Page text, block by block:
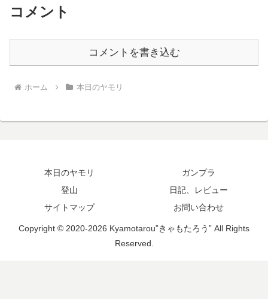
コメント
コメントを書き込む
ホーム 本日のヤモリ
本日のヤモリ
ガンプラ
登山
日記、レビュー
サイトマップ
お問い合わせ
Copyright © 2020-2026 Kyamotarou”きゃもたろう” All Rights
Reserved.